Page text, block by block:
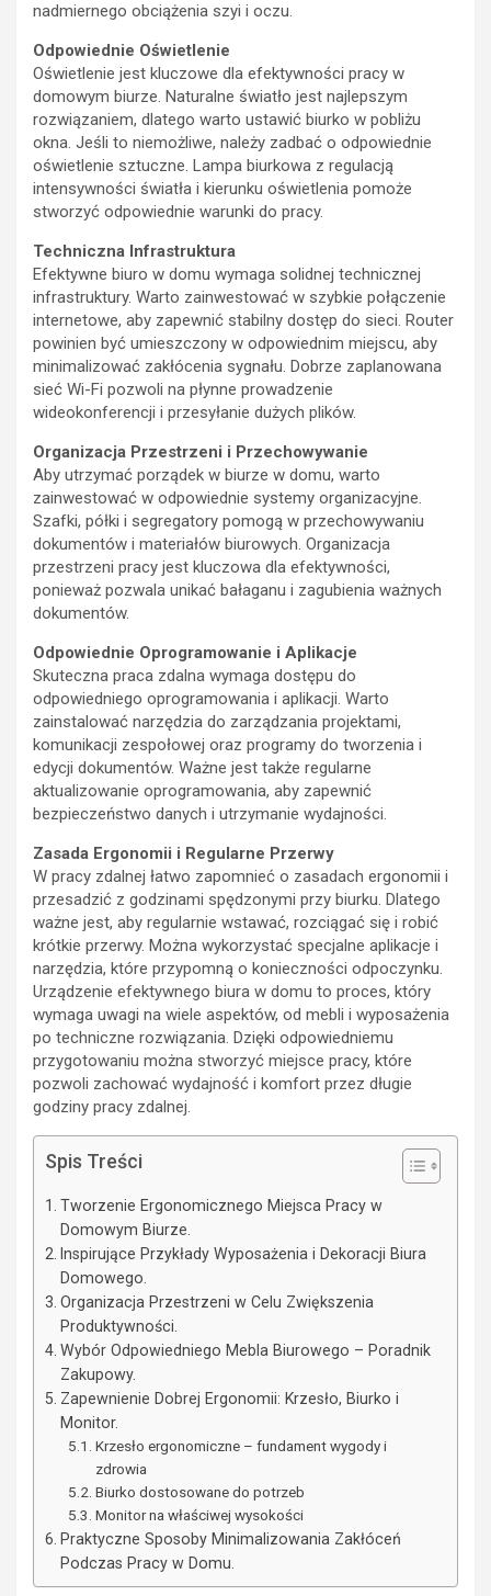
nadmiernego obciążenia szyi i oczu.
Odpowiednie Oświetlenie
Oświetlenie jest kluczowe dla efektywności pracy w
domowym biurze. Naturalne światło jest najlepszym
rozwiązaniem, dlatego warto ustawić biurko w pobliżu
okna. Jeśli to niemożliwe, należy zadbać o odpowiednie
oświetlenie sztuczne. Lampa biurkowa z regulacją
intensywności światła i kierunku oświetlenia pomoże
stworzyć odpowiednie warunki do pracy.
Techniczna Infrastruktura
Efektywne biuro w domu wymaga solidnej technicznej
infrastruktury. Warto zainwestować w szybkie połączenie
internetowe, aby zapewnić stabilny dostęp do sieci. Router
powinien być umieszczony w odpowiednim miejscu, aby
minimalizować zakłócenia sygnału. Dobrze zaplanowana
sieć Wi-Fi pozwoli na płynne prowadzenie
wideokonferencji i przesyłanie dużych plików.
Organizacja Przestrzeni i Przechowywanie
Aby utrzymać porządek w biurze w domu, warto
zainwestować w odpowiednie systemy organizacyjne.
Szafki, półki i segregatory pomogą w przechowywaniu
dokumentów i materiałów biurowych. Organizacja
przestrzeni pracy jest kluczowa dla efektywności,
ponieważ pozwala unikać bałaganu i zagubienia ważnych
dokumentów.
Odpowiednie Oprogramowanie i Aplikacje
Skuteczna praca zdalna wymaga dostępu do
odpowiedniego oprogramowania i aplikacji. Warto
zainstalować narzędzia do zarządzania projektami,
komunikacji zespołowej oraz programy do tworzenia i
edycji dokumentów. Ważne jest także regularne
aktualizowanie oprogramowania, aby zapewnić
bezpieczeństwo danych i utrzymanie wydajności.
Zasada Ergonomii i Regularne Przerwy
W pracy zdalnej łatwo zapomnieć o zasadach ergonomii i
przesadzić z godzinami spędzonymi przy biurku. Dlatego
ważne jest, aby regularnie wstawać, rozciągać się i robić
krótkie przerwy. Można wykorzystać specjalne aplikacje i
narzędzia, które przypomną o konieczności odpoczynku.
Urządzenie efektywnego biura w domu to proces, który
wymaga uwagi na wiele aspektów, od mebli i wyposażenia
po techniczne rozwiązania. Dzięki odpowiedniemu
przygotowaniu można stworzyć miejsce pracy, które
pozwoli zachować wydajność i komfort przez długie
godziny pracy zdalnej.
Spis Treści
Tworzenie Ergonomicznego Miejsca Pracy w
Domowym Biurze.
Inspirujące Przykłady Wyposażenia i Dekoracji Biura
Domowego.
Organizacja Przestrzeni w Celu Zwiększenia
Produktywności.
Wybór Odpowiedniego Mebla Biurowego – Poradnik
Zakupowy.
Zapewnienie Dobrej Ergonomii: Krzesło, Biurko i
Monitor.
Krzesło ergonomiczne – fundament wygody i
zdrowia
Biurko dostosowane do potrzeb
Monitor na właściwej wysokości
Praktyczne Sposoby Minimalizowania Zakłóceń
Podczas Pracy w Domu.